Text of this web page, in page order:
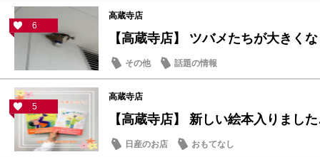
6
高蔵寺店
【高蔵寺店】 ツバメたちが大きく
その他 話題の情報
5
高蔵寺店
【高蔵寺店】 新しい絵本入りました
日産のお店 おもてなし